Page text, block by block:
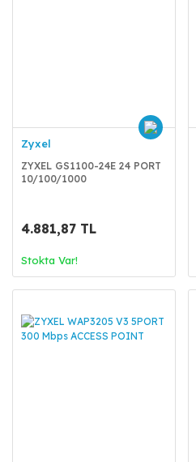
Zyxel
ZYXEL GS1100-24E 24 PORT
10/100/1000
4.881,87 TL
Stokta Var!